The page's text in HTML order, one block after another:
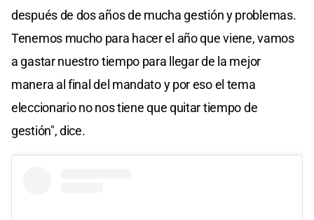
después de dos años de mucha gestión y problemas.
Tenemos mucho para hacer el año que viene, vamos
a gastar nuestro tiempo para llegar de la mejor
manera al final del mandato y por eso el tema
eleccionario no nos tiene que quitar tiempo de
gestión", dice.